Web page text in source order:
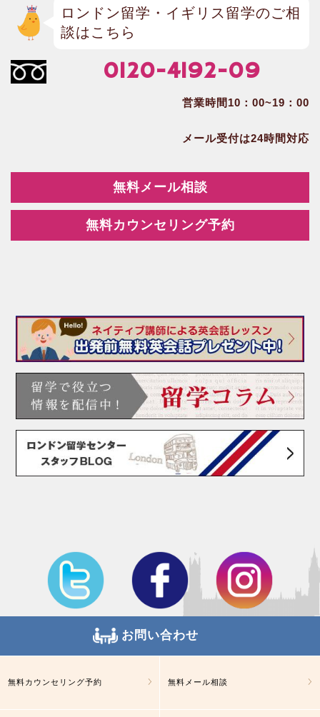
ロンドン留学・イギリス留学のご相
談はこちら
0120-4192-09
営業時間10：00~19：00
メール受付は24時間対応
無料メール相談
無料カウンセリング予約
お問い合わせ
無料カウンセリング予約 無料メール相談